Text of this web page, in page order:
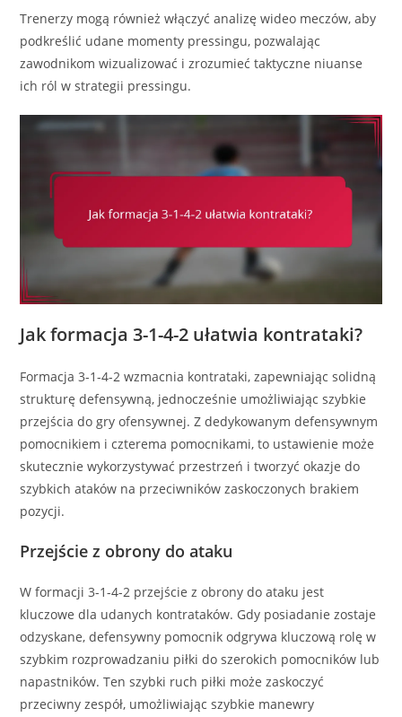
Trenerzy mogą również włączyć analizę wideo meczów, aby
podkreślić udane momenty pressingu, pozwalając
zawodnikom wizualizować i zrozumieć taktyczne niuanse
ich ról w strategii pressingu.
Jak formacja 3-1-4-2 ułatwia kontrataki?
Formacja 3-1-4-2 wzmacnia kontrataki, zapewniając solidną
strukturę defensywną, jednocześnie umożliwiając szybkie
przejścia do gry ofensywnej. Z dedykowanym defensywnym
pomocnikiem i czterema pomocnikami, to ustawienie może
skutecznie wykorzystywać przestrzeń i tworzyć okazje do
szybkich ataków na przeciwników zaskoczonych brakiem
pozycji.
Przejście z obrony do ataku
W formacji 3-1-4-2 przejście z obrony do ataku jest
kluczowe dla udanych kontrataków. Gdy posiadanie zostaje
odzyskane, defensywny pomocnik odgrywa kluczową rolę w
szybkim rozprowadzaniu piłki do szerokich pomocników lub
napastników. Ten szybki ruch piłki może zaskoczyć
przeciwny zespół, umożliwiając szybkie manewry